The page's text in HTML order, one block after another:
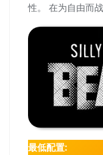
性。 在为自由而
最低配置: